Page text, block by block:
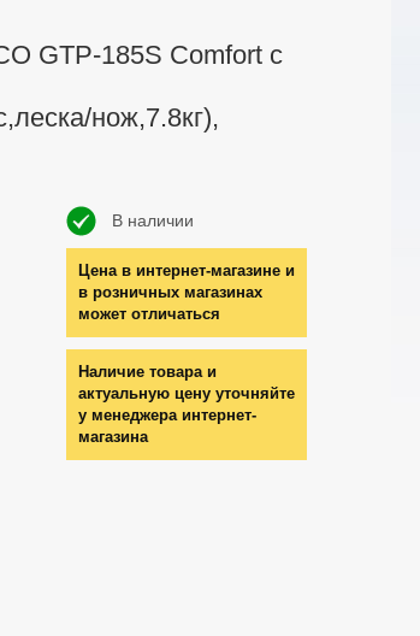
GTP-185S Сomfort с
нож,7.8кг),
В наличии
Цена в интернет-магазине и
в розничных магазинах
может отличаться
Наличие товара и
актуальную цену уточняйте
у менеджера интернет-
магазина